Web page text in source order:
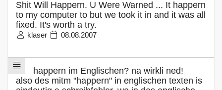
Shit Will Happern. U Were Warned ... It happern
to my computer to but we took it in and it was all
fixed. It's worth a try.
klaser 08.08.2007
happern im Englischen? na wirkli ned!
also des mitm "happern" in englischen texten is